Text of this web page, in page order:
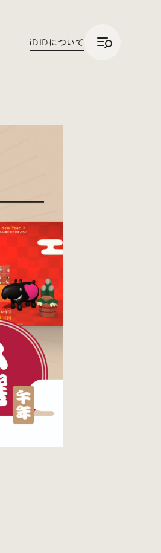
iDID について
JP/ENG
#サイトレビュー
#コミュニティ
#ご当地クリエイター
#グローバル